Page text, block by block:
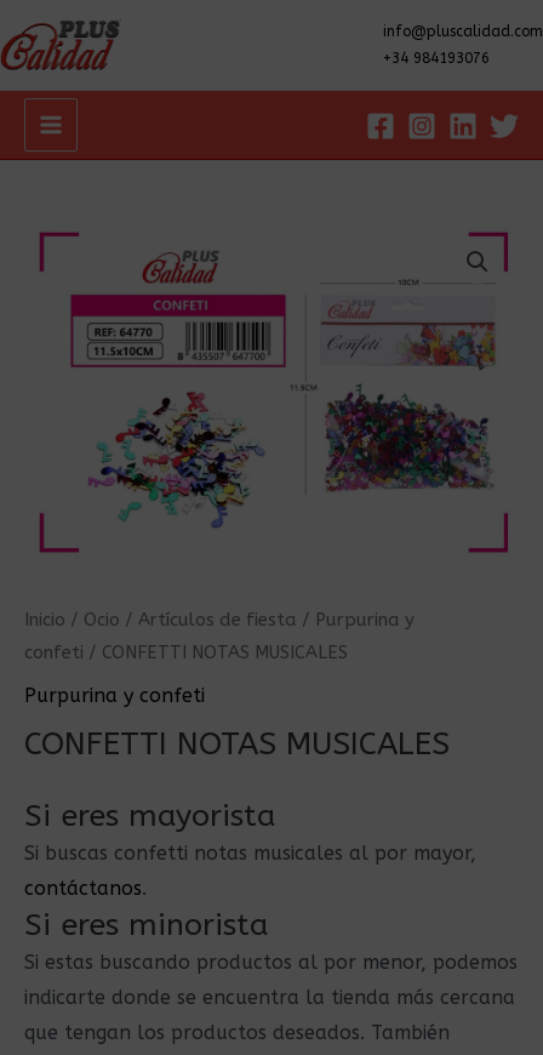
info@pluscalidad.com
+34 984193076
Main
Inicio / Ocio / Artículos de fiesta / Purpurina y
confeti / CONFETTI NOTAS MUSICALES
Purpurina y confeti
CONFETTI NOTAS MUSICALES
Si eres mayorista
Si buscas confetti notas musicales al por mayor,
contáctanos.
Si eres minorista
Si estas buscando productos al por menor, podemos
indicarte donde se encuentra la tienda más cercana
que tengan los productos deseados. También